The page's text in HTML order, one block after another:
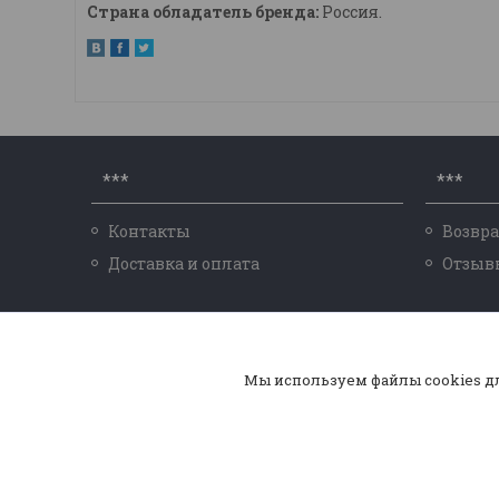
Страна обладатель бренда: Россия.
***
Контакты
Доставка и оплата
***
Мы используем файлы cookies